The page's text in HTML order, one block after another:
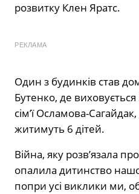
розвитку Клен Яратс.
РЕКЛАМА
Один з будинків став
Бутенко, де
сім’ї Осламова-
житимуть 6 дітей.
Війна, яку розв’язала
опалила дитинство
попри усі виклики ми,